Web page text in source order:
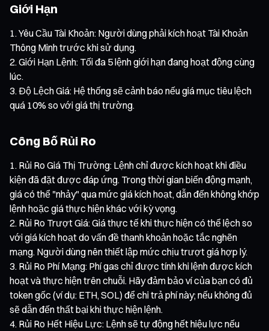
Giới Hạn
Yêu Cầu Tài Khoản: Người dùng phải kích hoạt Tài Khoản
Thông Minh trước khi sử dụng.
Giới Hạn Lệnh: Tối đa 5 lệnh giới hạn đang hoạt động cùng
lúc.
Độ Lệch Giá: Hệ thống sẽ cảnh báo nếu giá mục tiêu lệch
quá 10% so với giá thị trường.
Công Bố Rủi Ro
Rủi Ro Giá Thị Trường: Lệnh chỉ được kích hoạt khi điều
kiện đã đặt được đáp ứng. Trong thời gian biến động mạnh,
giá có thể "nhảy" qua mức giá kích hoạt, dẫn đến không khớp
lệnh hoặc giá thực hiện khác với kỳ vọng.
Rủi Ro Trượt Giá: Giá thực tế khi thực hiện có thể lệch so
với giá kích hoạt do vấn đề thanh khoản hoặc tắc nghẽn
mạng. Người dùng nên thiết lập mức chịu trượt giá hợp lý.
Rủi Ro Phí Mạng: Phí gas chỉ được tính khi lệnh được kích
hoạt và thực hiện trên chuỗi. Hãy đảm bảo ví của bạn có đủ
token gốc (ví dụ: ETH, SOL) để chi trả phí này; nếu không đủ
sẽ dẫn đến thất bại khi thực hiện lệnh.
Rủi Ro Hết Hiệu Lực: Lệnh sẽ tự động hết hiệu lực nếu